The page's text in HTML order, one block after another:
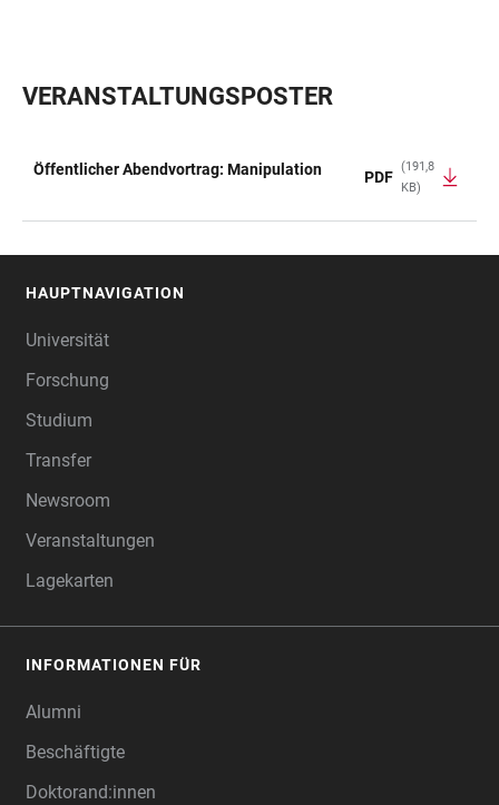
VERANSTALTUNGSPOSTER
Öffentlicher Abendvortrag: Manipulation PDF
(191,8
KB)
HAUPTNAVIGATION
Universität
Forschung
Studium
Transfer
Newsroom
Veranstaltungen
Lagekarten
INFORMATIONEN FÜR
Alumni
Beschäftigte
Doktorand:innen